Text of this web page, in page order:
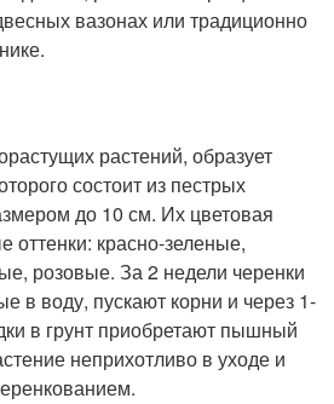
вазонах или традиционно
растений, образует
состоит из пестрых
до 10 см. Их цветовая
оттенки: красно-зеленые,
розовые. За 2 недели черенки
в воду, пускают корни и через 1-
в грунт приобретают пышный
неприхотливо в уходе и